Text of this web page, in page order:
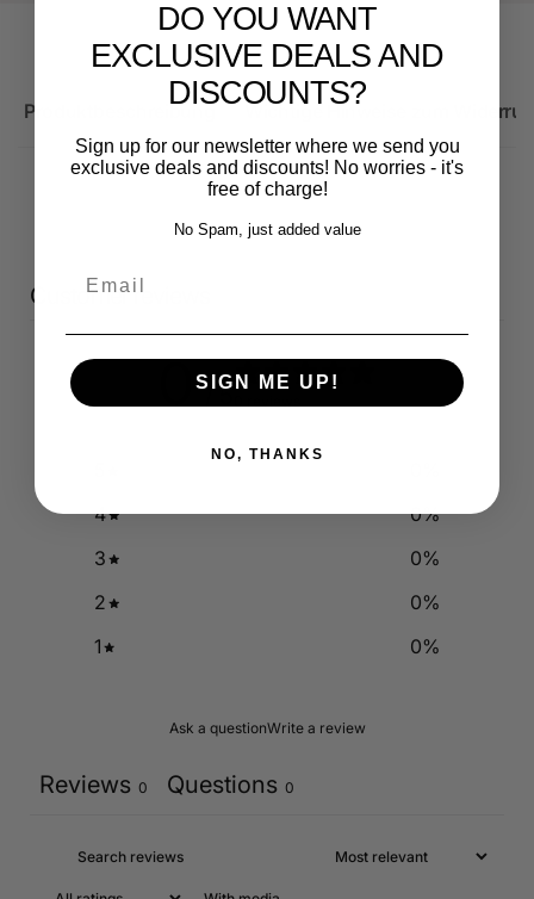
Produktbeschreibung Wichtige Hinweise zum
Customer reviews
0 / 5
4
0%
3
0%
2
0%
1
0%
Ask a questionWrite a review
Reviews 0 Questions 0
DO YOU WANT
EXCLUSIVE DEALS AND
DISCOUNTS?
Sign up for our newsletter where we send you
exclusive deals and discounts! No worries - it's
free of charge!
No Spam, just added value
SIGN ME UP!
NO, THANKS